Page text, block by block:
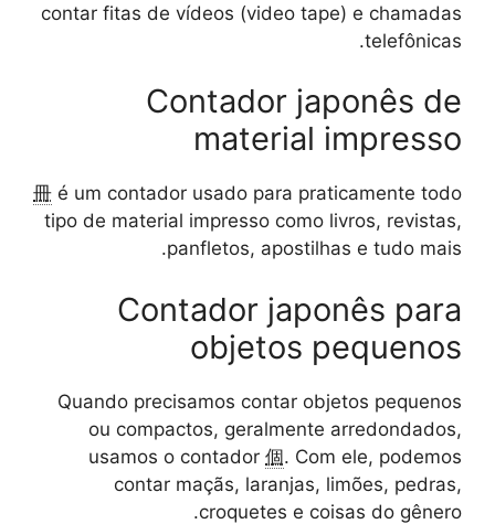
contar fitas de vídeos (video tape) e chamadas
telefônicas.
Contador japonês de
material impresso
冊é um contador usado para praticamente todo
tipo de material impresso como livros, revistas,
panfletos, apostilhas e tudo mais.
Contador japonês para
objetos pequenos
Quando precisamos contar objetos pequenos
ou compactos, geralmente arredondados,
usamos o contador個 . Com ele, podemos
contar maçãs, laranjas, limões, pedras,
croquetes e coisas do gênero.